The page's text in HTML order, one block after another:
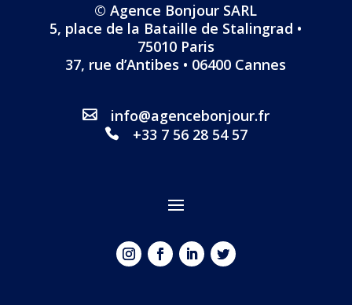
© Agence Bonjour SARL
5, place de la Bataille de Stalingrad •
75010 Paris
37, rue d’Antibes • 06400 Cannes
info@agencebonjour.fr
+33 7 56 28 54 57